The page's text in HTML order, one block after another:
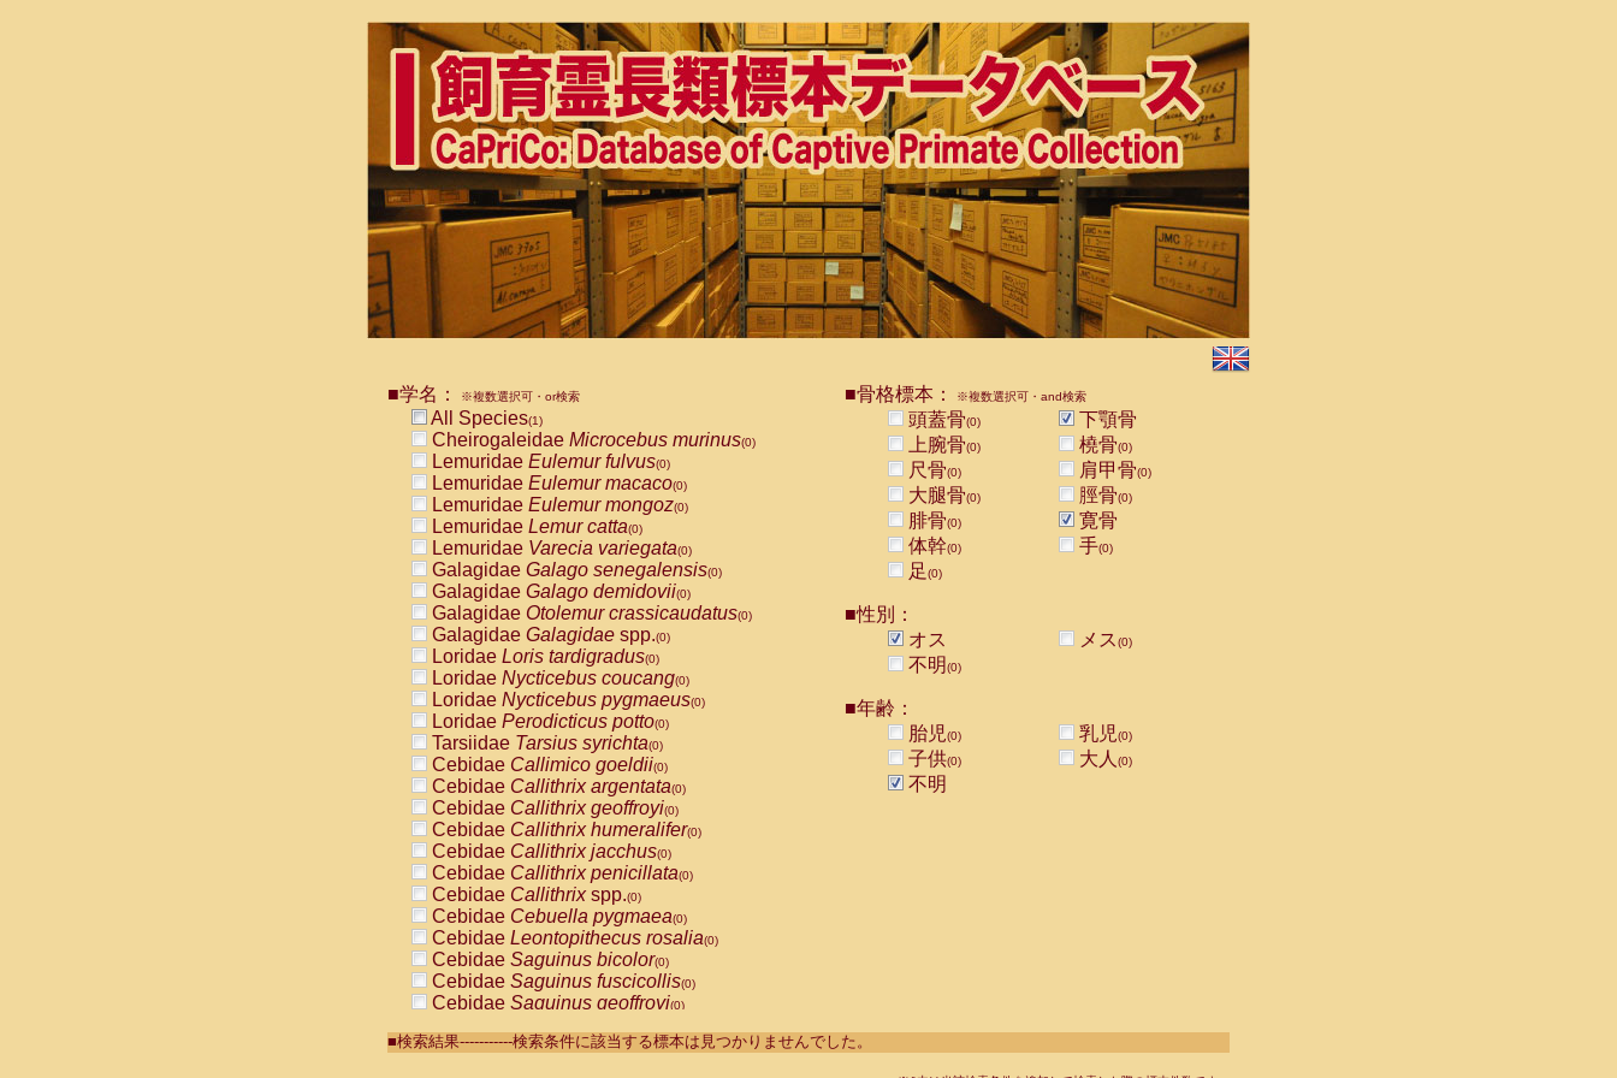
■学名： ※複数選択可・or検索
All Species(1)
Cheirogaleidae Microcebus murinus(0)
Lemuridae Eulemur fulvus(0)
Lemuridae Eulemur macaco(0)
Lemuridae Eulemur mongoz(0)
Lemuridae Lemur catta(0)
Lemuridae Varecia variegata(0)
Galagidae Galago senegalensis(0)
Galagidae Galago demidovii(0)
Galagidae Otolemur crassicaudatus(0)
Galagidae Galagidae spp.(0)
Loridae Loris tardigradus(0)
Loridae Nycticebus coucang(0)
Loridae Nycticebus pygmaeus(0)
Loridae Perodicticus potto(0)
Tarsiidae Tarsius syrichta(0)
Cebidae Callimico goeldii(0)
Cebidae Callithrix argentata(0)
Cebidae Callithrix geoffroyi(0)
Cebidae Callithrix humeralifer(0)
Cebidae Callithrix jacchus(0)
Cebidae Callithrix penicillata(0)
Cebidae Callithrixspp.(0)
Cebidae Cebuella pygmaea(0)
Cebidae Leontopithecus rosalia(0)
Cebidae Saguinus bicolor(0)
Cebidae Saguinus fuscicollis(0)
Cebidae Saguinus geoffroyi(0)
CebidaeSaguinus labiatus(0)
■骨格標本： ※複数選択可・and検索
頭蓋骨(0)
下顎骨
上腕骨(0) 橈骨(0)
尺骨(0) 肩甲骨(0)
大腿骨(0) 脛骨(0)
腓骨(0)
寛骨
体幹(0) 手(0)
足(0)
■性別：
オス
メス(0)
不明(0)
■年齢：
胎児(0) 乳児(0)
子供(0) 大人 (0)
不明
■検索結果-----------検索条件に該当する標本は見つかりませんでした。